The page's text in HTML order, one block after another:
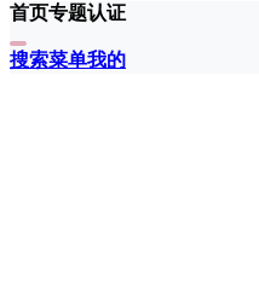
首页专题认证
搜索菜单我的